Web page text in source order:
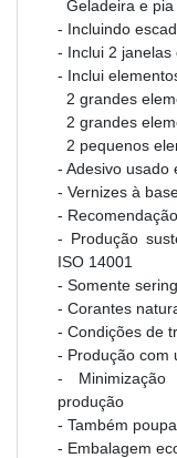
Geladeira e
- Incluindo
- Inclui 2 janelas
- Inclui
2 grandes
2 grandes
2 pequenos
- Adesivo usado
- Vernizes à
-
- Produção
ISO 14001
- Somente
- Corantes
- Condições de
- Produção com
-
produção
- Também
- Embalagem